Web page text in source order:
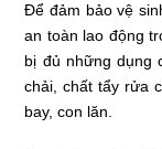
Để đảm bảo vệ
an toàn lao động
bị đủ những dụng
chải, chất tẩy rửa
bay, con lăn.